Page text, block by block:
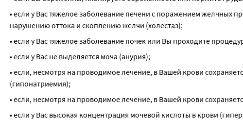
• если у Вас тяжелое заболевание печени с поражением желчных
нарушению оттока и скоплению желчи (холестаз);
• если у Вас тяжелое заболевание почек или Вы проходите
• если у Вас не выделяется моча (анурия);
• если, несмотря на проводимое лечение, в Вашей крови
(гипонатриемия);
• если, несмотря на проводимое лечение, в Вашей крови
• если у Вас высокая концентрация мочевой кислоты в крови